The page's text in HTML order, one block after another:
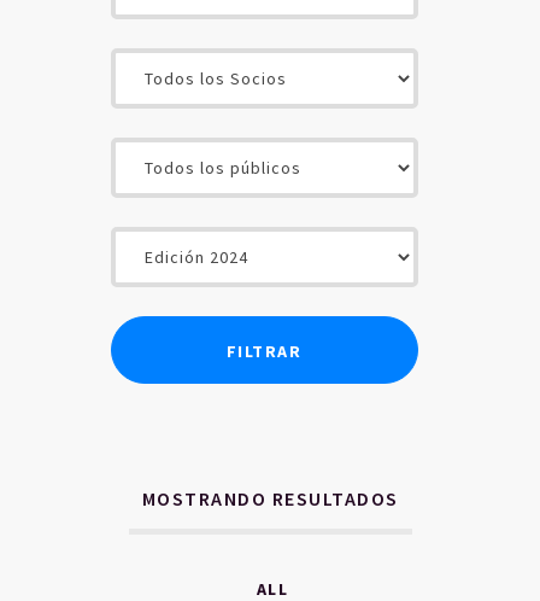
CONTENIDOS
SOCIOS
MOSTRANDO RESULTADOS
ALL